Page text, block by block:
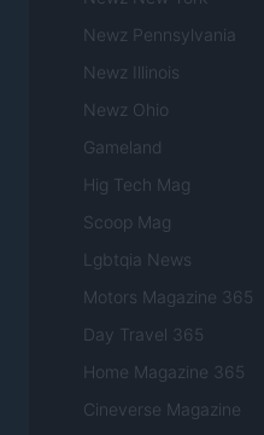
Newz Pennsylvania
Newz Illinois
Newz Ohio
Gameland
Hig Tech Mag
Scoop Mag
Lgbtqia News
Motors Magazine 365
Day Travel 365
Home Magazine 365
Cineverse Magazine